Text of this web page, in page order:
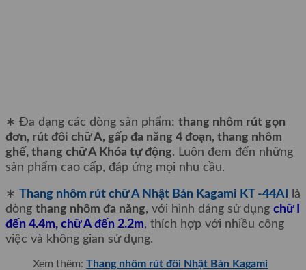
∗ Đa dạng các dòng sản phẩm: thang nhôm rút gọn
đơn, rút đôi chữ A, gấp đa năng 4 đoạn, thang nhôm
ghế, thang chữ A Khóa tự động. Luôn đem đến những
sản phẩm cao cấp, đáp ứng mọi nhu cầu.
∗ Thang nhôm rút chữ A Nhật Bản Kagami KT -44AI
là
dòng thang nhôm đa năng, với hình dáng sử dụng chữ I
đến 4.4m, chữ A đến 2.2m, thích hợp với nhiều công
việc và không gian sử dụng.
Xem thêm: Thang nhôm rút đôi Nhật Bản Kagami